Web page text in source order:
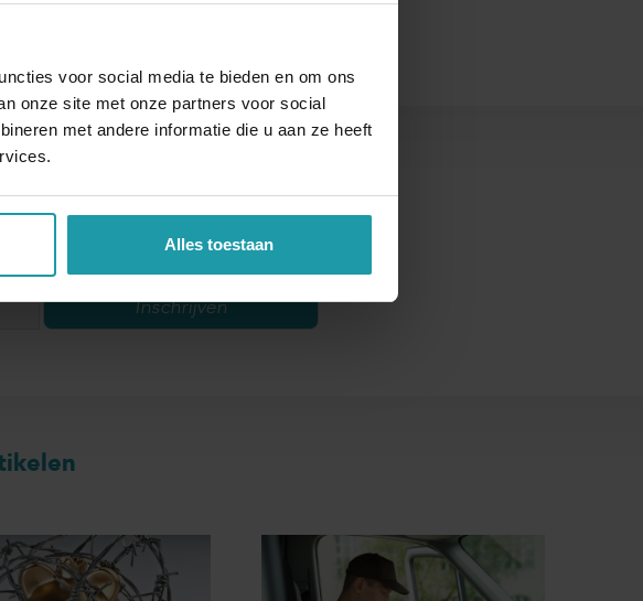
voor social media te bieden en om ons
onze site met onze partners voor social
met andere informatie die u aan ze heeft
Alles toestaan
nieuws
mailing.